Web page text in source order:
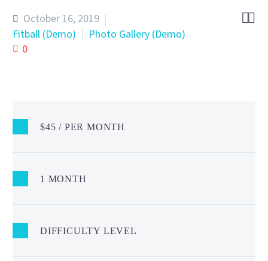

October 16, 2019
Fitball (Demo)
Photo Gallery (Demo)
0
$45 / PER MONTH
1 MONTH
DIFFICULTY LEVEL